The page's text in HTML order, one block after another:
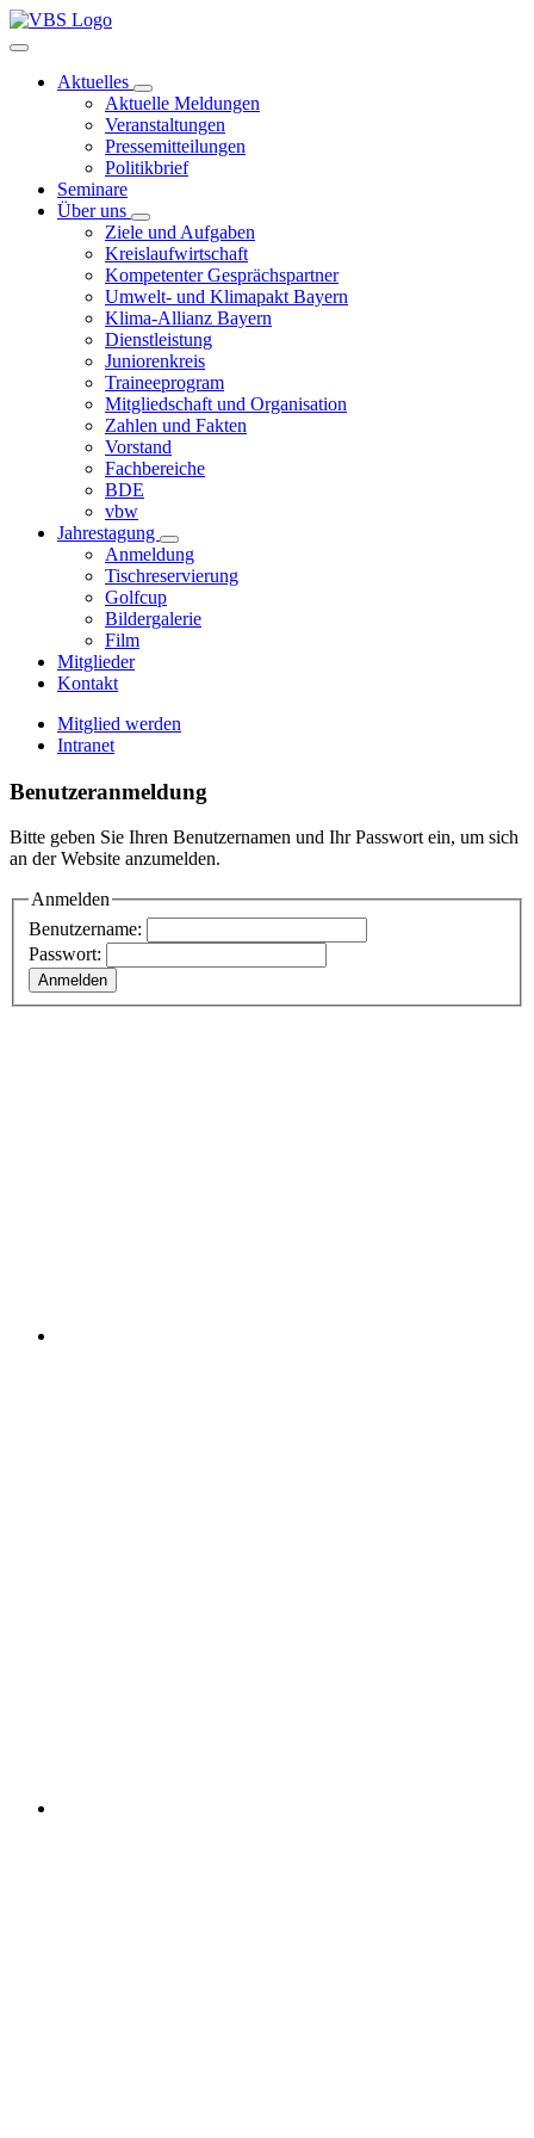
Aktuelles
Aktuelle Meldungen
Veranstaltungen
Pressemitteilungen
Politikbrief
Seminare
Über uns
Ziele und Aufgaben
Kreislaufwirtschaft
Kompetenter Gesprächspartner
Umwelt- und Klimapakt Bayern
Klima-Allianz Bayern
Dienstleistung
Juniorenkreis
Traineeprogram
Mitgliedschaft und Organisation
Zahlen und Fakten
Vorstand
Fachbereiche
BDE
vbw
Jahrestagung
Anmeldung
Tischreservierung
Golfcup
Bildergalerie
Film
Mitglieder
Kontakt
Mitglied werden
Intranet
Benutzeranmeldung
Bitte geben Sie Ihren Benutzernamen und Ihr Passwort ein, um sich
an der Website anzumelden.
Anmelden
Benutzername:
Passwort: